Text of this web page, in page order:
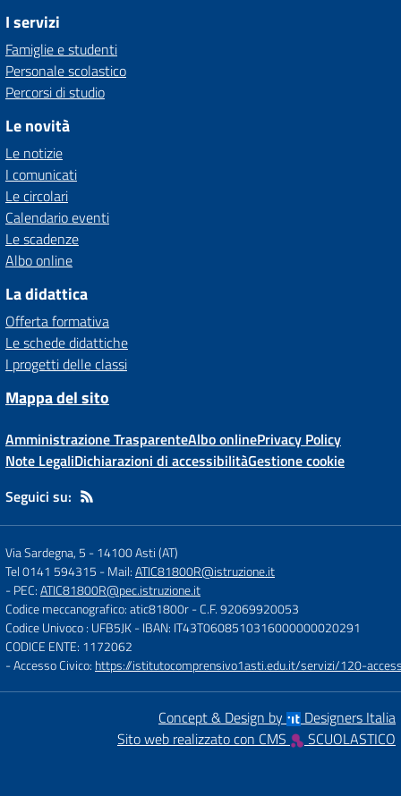
I servizi
Famiglie e studenti
Personale scolastico
Percorsi di studio
Le novità
Le notizie
I comunicati
Le circolari
Calendario eventi
Le scadenze
Albo online
La didattica
Offerta formativa
Le schede didattiche
I progetti delle classi
Mappa del sito
Amministrazione TrasparenteAlbo onlinePrivacy Policy
Note LegaliDichiarazioni di accessibilitàGestione cookie
Seguici su:
Via Sardegna, 5 -14100 Asti (AT)
Tel 0141 594315 - Mail:ATIC81800R@istruzione.it
- PEC:ATIC81800R@pec.istruzione.it
Codice meccanografico: atic81800r- C.F. 92069920053
Codice Univoco : UFB5JK- IBAN: IT43T0608510316000000020291
CODICE ENTE: 1172062
- Accesso Civico: https://istitutocomprensivo1asti.edu.it/servizi/120-
Concept & Design by
Designers Italia
Sito web realizzato con CMS
SCUOLASTICO